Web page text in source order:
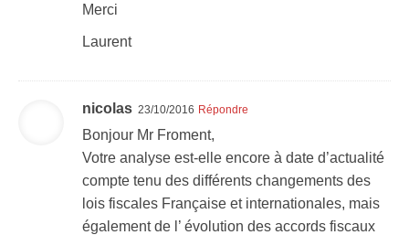
Merci
Laurent
nicolas 23/10/2016 Répondre
Bonjour Mr Froment,
Votre analyse est-elle encore à date d’actualité
compte tenu des différents changements des
lois fiscales Française et internationales, mais
également de l’ évolution des accords fiscaux